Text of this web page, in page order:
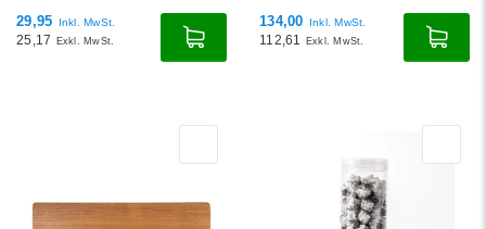
29,95 Inkl. MwSt.
25,17 Exkl. MwSt.
134,00 Inkl. MwSt.
112,61 Exkl. MwSt.